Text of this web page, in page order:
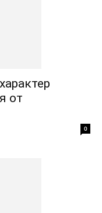
от
0